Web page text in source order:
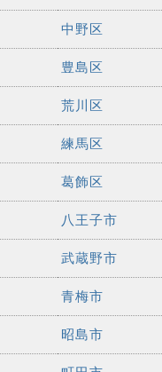
中野区
豊島区
荒川区
練馬区
葛飾区
八王子市
武蔵野市
青梅市
昭島市